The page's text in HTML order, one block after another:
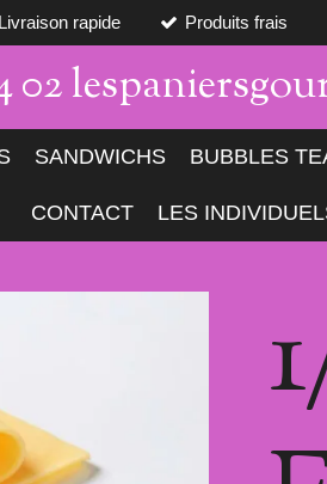
Livraison rapide Produits frais
02
SANDWICHS BUBBLES
CONTACT LES